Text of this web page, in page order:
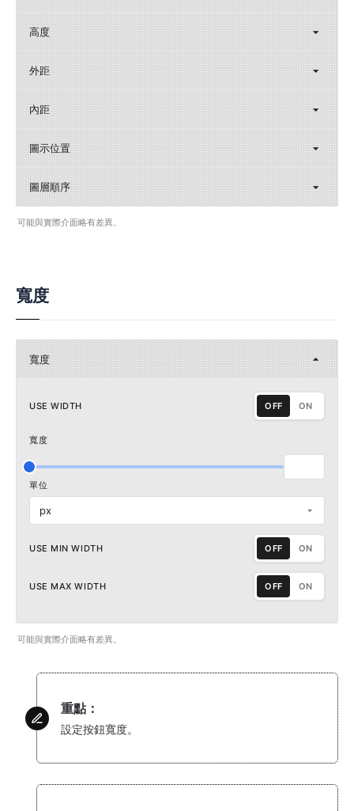
高度
外距
內距
圖示位置
圖層順序
可能與實際介面略有差異。
寬度
寬度
USE WIDTH OFF ON
寬度
單位
px
USE MIN WIDTH OFF ON
USE MAX WIDTH OFF ON
可能與實際介面略有差異。
重點：
設定按鈕寬度。